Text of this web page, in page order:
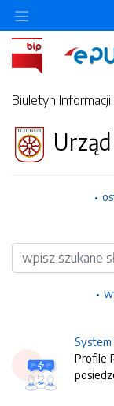
Biuletyn Informacji
Wyszukiwarka
System
Profile